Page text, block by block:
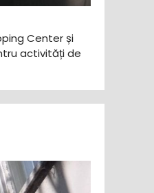
Center și
activități de